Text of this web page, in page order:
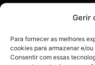
Gerir
Para fornecer as melhores
cookies para armazenar e/
Consentir com essas